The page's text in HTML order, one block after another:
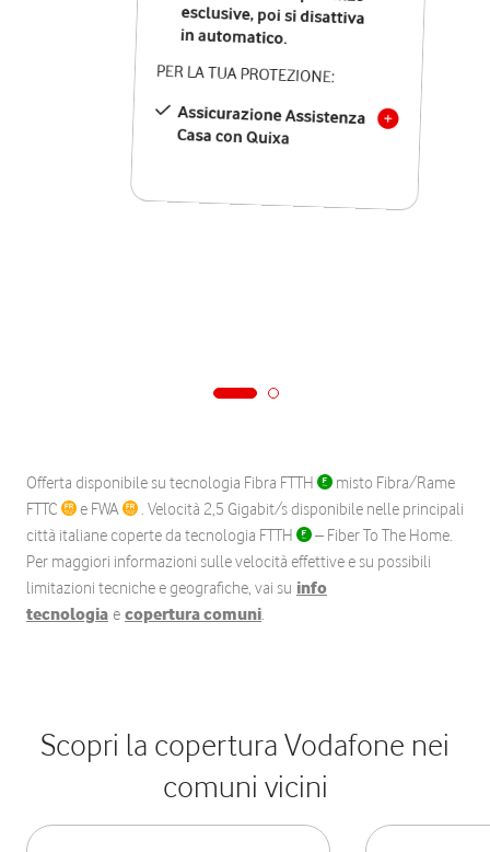
in automatico.
PER LA TUA PROTEZIONE:
Assicurazione Assistenza
Casa con Quixa
Offerta disponibile su tecnologia Fibra FTTH
misto Fibra/Rame
FTTC
e FWA
. Velocità 2,5 Gigabit/s disponibile nelle principali
città italiane coperte da tecnologia FTTH
– Fiber To The Home.
Per maggiori informazioni sulle velocità effettive e su possibili
limitazioni tecniche e geografiche, vai su info
tecnologia e copertura comuni.
Scopri la copertura Vodafone nei
comuni vicini